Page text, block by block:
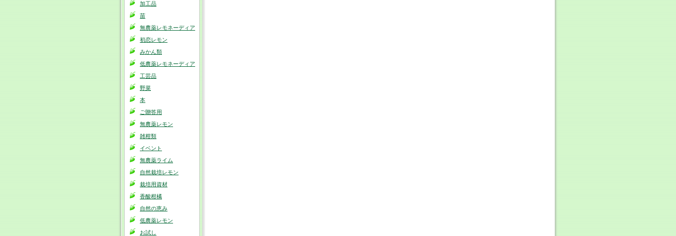
加工品
苗
無農薬レモネーディア
初恋レモン
みかん類
低農薬レモネーディア
工芸品
野菜
本
ご贈答用
無農薬レモン
雑柑類
イベント
無農薬ライム
自然栽培レモン
栽培用資材
香酸柑橘
自然の恵み
低農薬レモン
お試し